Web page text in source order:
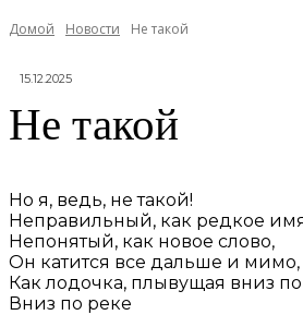
Домой Новости Не такой
15.12.2025
Не такой
Но я, ведь, не такой!
Неправильный, как редкое
Непонятый, как новое слово,
Он катится все дальше и мимо,
Как лодочка, плывущая вниз
Вниз по реке